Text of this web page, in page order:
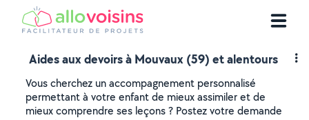
Aides aux devoirs à Mouvaux (59) et alentours
Vous cherchez un accompagnement personnalisé
permettant à votre enfant de mieux assimiler et de
mieux comprendre ses leçons ? Postez votre demande